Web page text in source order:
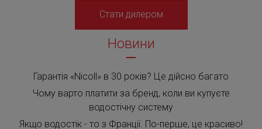
Стати дилером
Новини
Гарантія «Nicoll» в 30 років? Це дійсно багато
Чому варто платити за бренд, коли ви купуєте
водостічну систему
Якщо водостік - то з Франції. По-перше, це красиво!